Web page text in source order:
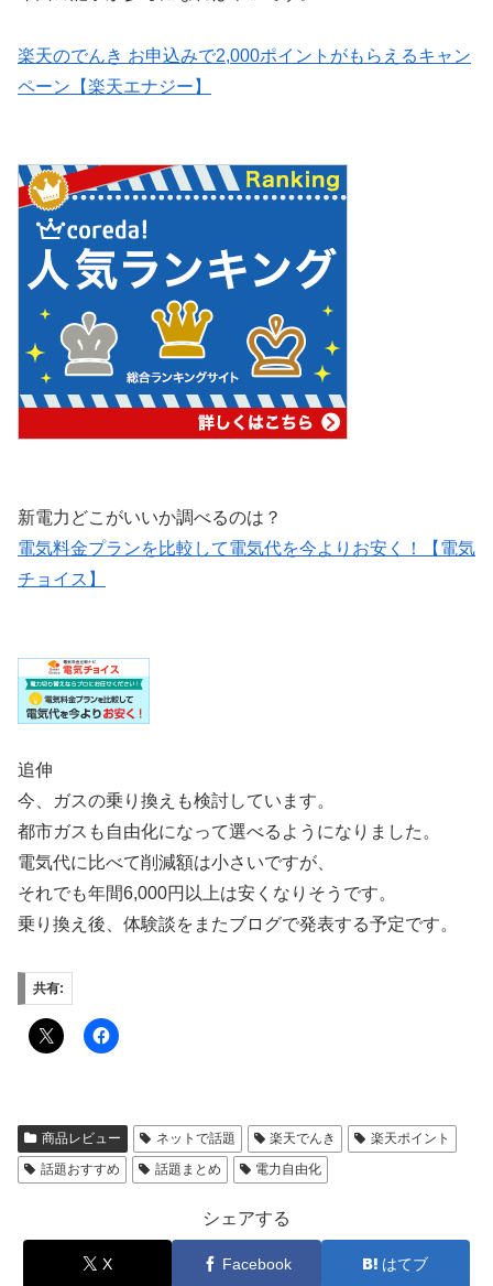
楽天のでんき お申込みで2,000ポイントがもらえるキャン
ペーン【楽天エナジー】
新電力どこがいいか調べるのは？
電気料金プランを比較して電気代を今よりお安く！【電気
チョイス】
追伸
今、ガスの乗り換えも検討しています。
都市ガスも自由化になって選べるようになりました。
電気代に比べて削減額は小さいですが、
それでも年間6,000円以上は安くなりそうです。
乗り換え後、体験談をまたブログで発表する予定です。
共有:
商品レビュー ネットで話題 楽天でんき
楽天ポイント
話題おすすめ
話題まとめ 電力自由化
シェアする
X Facebook はてブ